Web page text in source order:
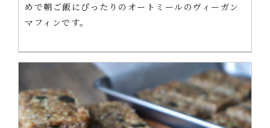
めで朝ご飯にぴったりのオートミールのヴィーガン
マフィンです。